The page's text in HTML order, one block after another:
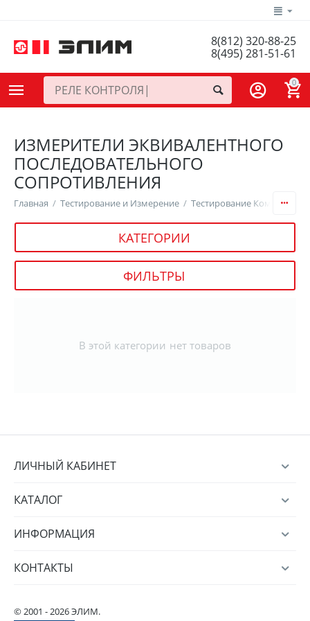
8(812) 320-88-25
8(495) 281-51-61
0
ИЗМЕРИТЕЛИ ЭКВИВАЛЕНТНОГО
ПОСЛЕДОВАТЕЛЬНОГО
СОПРОТИВЛЕНИЯ
Главная / Тестирование и Измерение / Тестирование
КАТЕГОРИИ
ФИЛЬТРЫ
В этой категории нет товаров
ЛИЧНЫЙ КАБИНЕТ
КАТАЛОГ
ИНФОРМАЦИЯ
КОНТАКТЫ
© 2001 - 2026 ЭЛИМ.